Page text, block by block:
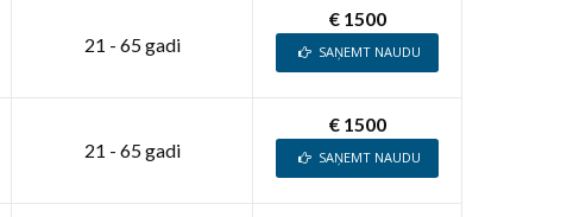
21 - 65 gadi
€ 1500
SAŅEMT NAUDU
21 - 65 gadi
€ 1500
SAŅEMT NAUDU